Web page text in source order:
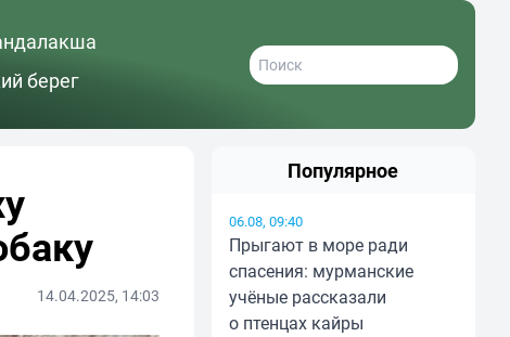
берег
14.04.2025, 14:03
Популярное
06.08, 09:40
Прыгают в море ради
спасения: мурманские
учёные рассказали
о птенцах кайры